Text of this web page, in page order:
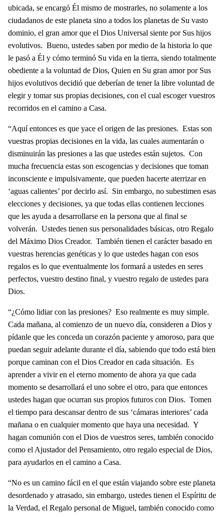
ubicada, se encargó Él mismo de mostrarles, no solamente a los
ciudadanos de este planeta sino a todos los planetas de Su vasto
dominio, el gran amor que el Dios Universal siente por Sus hijos
evolutivos. Bueno, ustedes saben por medio de la historia lo que
le pasó a Él y cómo terminó Su vida en la tierra, siendo totalmente
obediente a la voluntad de Dios, Quien en Su gran amor por Sus
hijos evolutivos decidió que deberían de tener la libre voluntad de
elegir y tomar sus propias decisiones, con el cual escoger vuestros
recorridos en el camino a Casa.
“Aquí entonces es que yace el origen de las presiones. Estas son
vuestras propias decisiones en la vida, las cuales aumentarán o
disminuirán las presiones a las que ustedes están sujetos. Con
mucha frecuencia estas son escogencias y decisiones que toman
inconsciente e impulsivamente, que pueden hacerte aterrizar en
‘aguas calientes’ por decirlo así. Sin embargo, no subestimen esas
elecciones y decisiones, ya que todas ellas contienen lecciones
que les ayuda a desarrollarse en la persona que al final se
volverán. Ustedes tienen sus personalidades básicas, otro Regalo
del Máximo Dios Creador. También tienen el carácter basado en
vuestras herencias genéticas y lo que ustedes hagan con esos
regalos es lo que eventualmente los formará a ustedes en seres
perfectos, vuestro destino final, y vuestro regalo de ustedes para
Dios.
“¿Cómo lidiar con las presiones? Eso realmente es muy simple.
Cada mañana, al comienzo de un nuevo día, consideren a Dios y
pídanle que les conceda un corazón paciente y amoroso, para que
puedan seguir adelante durante el día, sabiendo que todo está bien
porque caminan con el Dios Creador en cada situación. Es
aprender a vivir en el eterno momento de ahora ya que cada
momento se desarrollará el uno sobre el otro, para que entonces
ustedes hagan que ocurran sus propios futuros con Dios. Tomen
el tiempo para descansar dentro de sus ‘cámaras interiores’ cada
mañana o en cualquier momento que haya una necesidad. Y
hagan comunión con el Dios de vuestros seres, también conocido
como el Ajustador del Pensamiento, otro regalo especial de Dios,
para ayudarlos en el camino a Casa.
“No es un camino fácil en el que están viajando sobre este planeta
desordenado y atrasado, sin embargo, ustedes tienen el Espíritu de
la Verdad, el Regalo personal de Miguel, también conocido como